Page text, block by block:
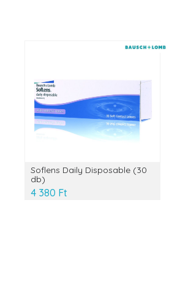
Soflens Daily Disposable (30
db)
4 380 Ft